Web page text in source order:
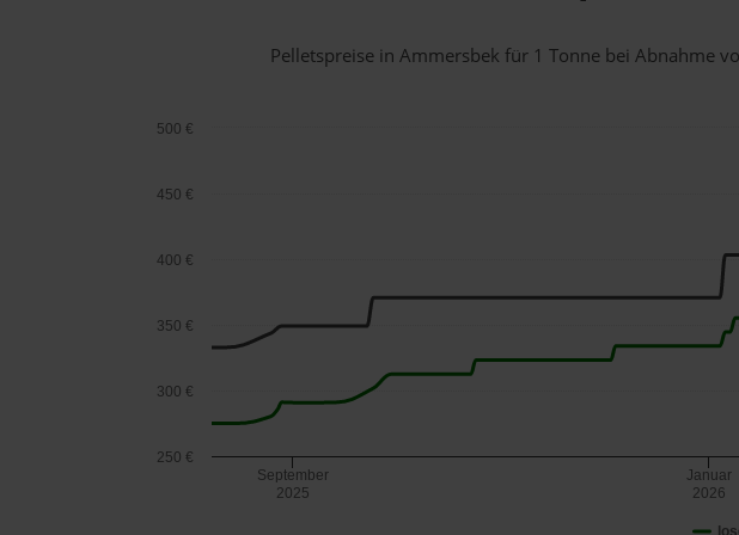
Pelletspreise in Ammersbek für 1 Tonne bei Abnahme
September
2025
Januar
2026
250 €
300 €
350 €
400 €
450 €
500 €